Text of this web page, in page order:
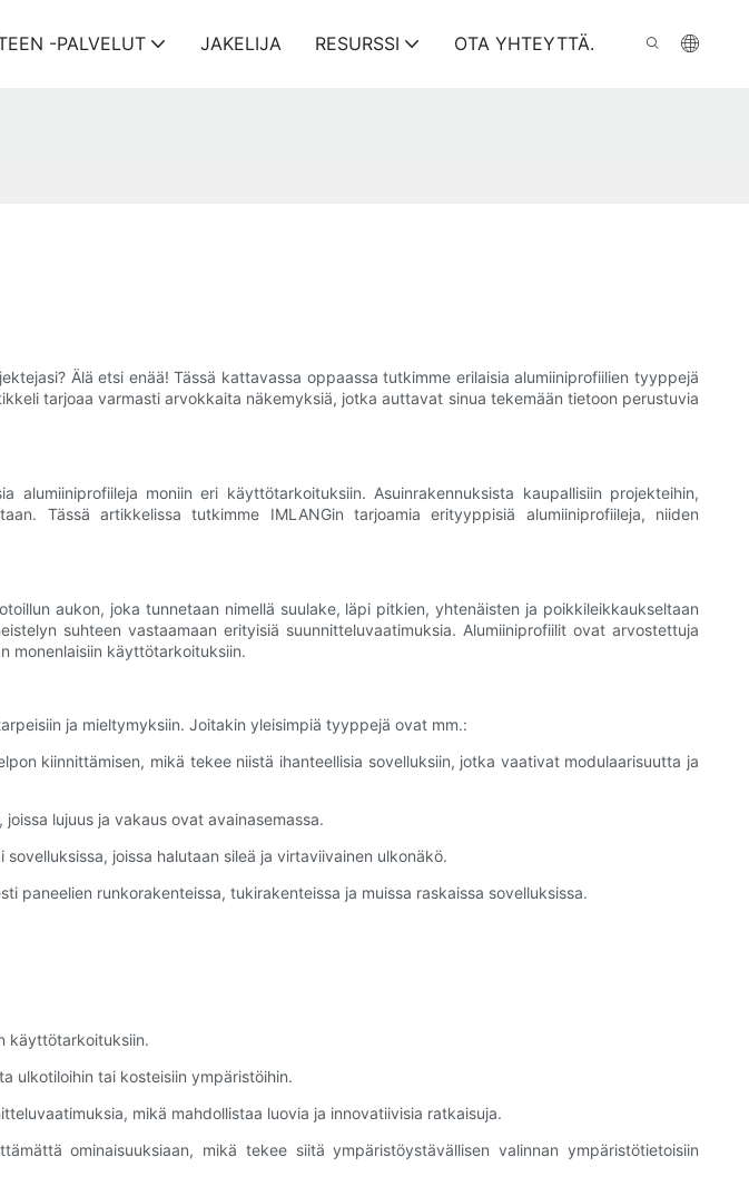
-PALVELUT JAKELIJA RESURSSI OTA YHTEYTTÄ.
Älä etsi enää! Tässä kattavassa oppaassa tutkimme erilaisia alumiiniprofiilien tyyppejä
tarjoaa varmasti arvokkaita näkemyksiä, jotka auttavat sinua tekemään tietoon perustuvia
moniin eri käyttötarkoituksiin. Asuinrakennuksista kaupallisiin projekteihin,
Tässä artikkelissa tutkimme IMLANGin tarjoamia erityyppisiä alumiiniprofiileja, niiden
aukon, joka tunnetaan nimellä suulake, läpi pitkien, yhtenäisten ja poikkileikkaukseltaan
suhteen vastaamaan erityisiä suunnitteluvaatimuksia. Alumiiniprofiilit ovat arvostettuja
monenlaisiin käyttötarkoituksiin.
ja mieltymyksiin. Joitakin yleisimpiä tyyppejä ovat mm.:
kiinnittämisen, mikä tekee niistä ihanteellisia sovelluksiin, jotka vaativat modulaarisuutta ja
lujuus ja vakaus ovat avainasemassa.
joissa halutaan sileä ja virtaviivainen ulkonäkö.
paneelien runkorakenteissa, tukirakenteissa ja muissa raskaissa sovelluksissa.
käyttötarkoituksiin.
ulkotiloihin tai kosteisiin ympäristöihin.
mikä mahdollistaa luovia ja innovatiivisia ratkaisuja.
ominaisuuksiaan, mikä tekee siitä ympäristöystävällisen valinnan ympäristötietoisiin